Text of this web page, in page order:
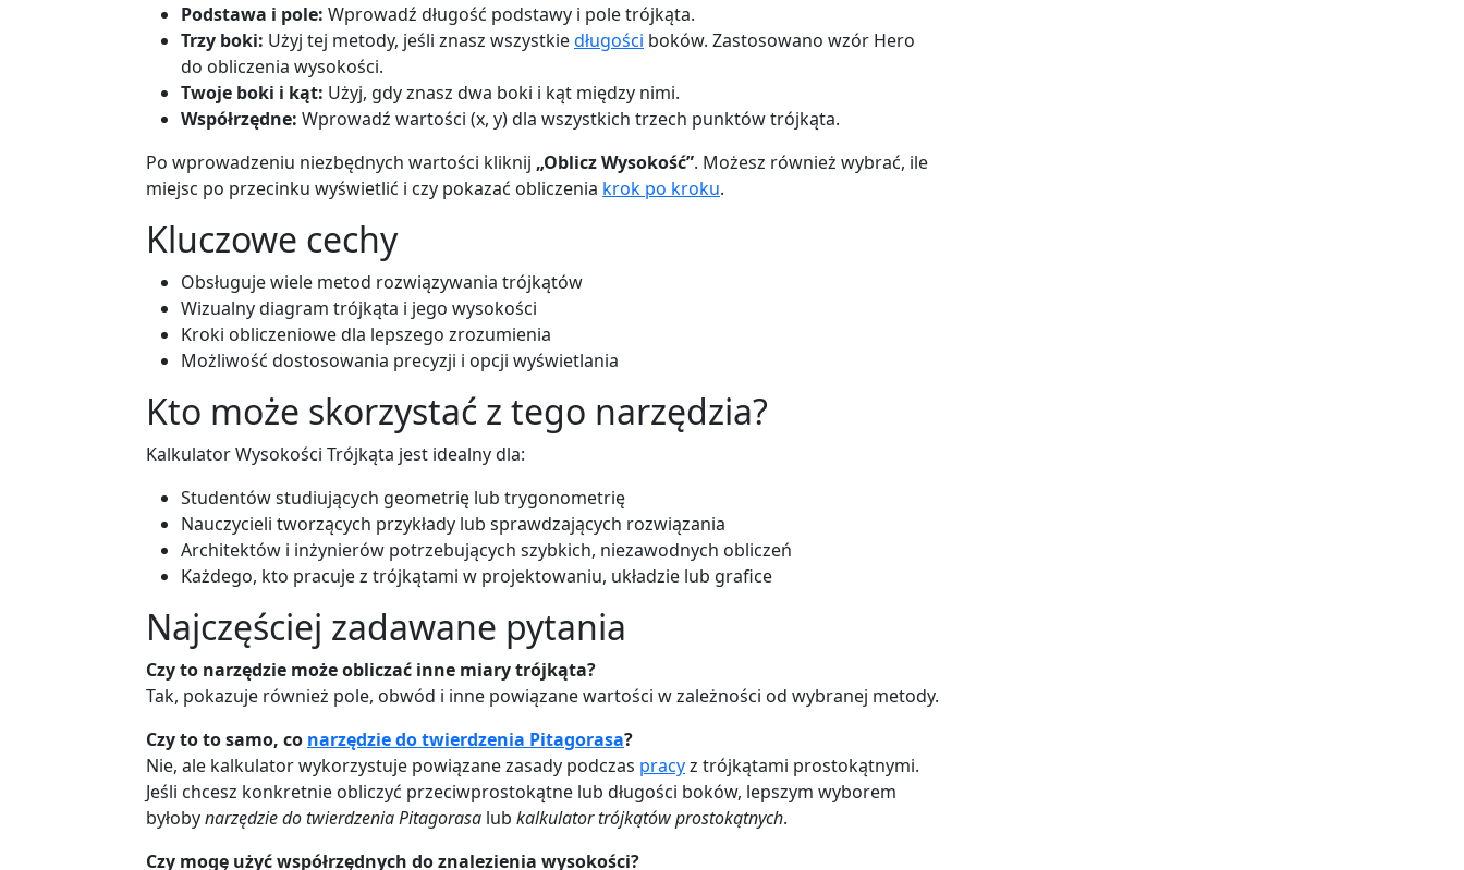
Podstawa i pole: Wprowadź długość podstawy i pole trójkąta.
Trzy boki: Użyj tej metody, jeśli znasz wszystkiedługości boków. Zastosowano wzór Hero
do obliczenia wysokości.
Twoje boki i kąt: Użyj, gdy znasz dwa boki i kąt między nimi.
Współrzędne: Wprowadź wartości (x, y) dla wszystkich trzech punktów trójkąta.
Po wprowadzeniu niezbędnych wartości kliknij „Oblicz Wysokość”. Możesz również wybrać, ile
miejsc po przecinku wyświetlić i czy pokazać obliczenia krok po kroku.
Kluczowe cechy
Obsługuje wiele metod rozwiązywania trójkątów
Wizualny diagram trójkąta i jego wysokości
Kroki obliczeniowe dla lepszego zrozumienia
Możliwość dostosowania precyzji i opcji wyświetlania
Kto może skorzystać z tego narzędzia?
Kalkulator Wysokości Trójkąta jest idealny dla:
Studentów studiujących geometrię lub trygonometrię
Nauczycieli tworzących przykłady lub sprawdzających rozwiązania
Architektów i inżynierów potrzebujących szybkich, niezawodnych obliczeń
Każdego, kto pracuje z trójkątami w projektowaniu, układzie lub grafice
Najczęściej zadawane pytania
Czy to narzędzie może obliczać inne miary trójkąta?
Tak, pokazuje również pole, obwód i inne powiązane wartości w zależności od wybranej metody.
Czy to to samo, co narzędzie do twierdzenia Pitagorasa?
Nie, ale kalkulator wykorzystuje powiązane zasady podczas pracyz trójkątami prostokątnymi.
Jeśli chcesz konkretnie obliczyć przeciwprostokątne lub długości boków, lepszym wyborem
byłobynarzędzie do twierdzenia Pitagorasa lub kalkulator trójkątów prostokątnych.
Czy mogę użyć współrzędnych do znalezienia wysokości?